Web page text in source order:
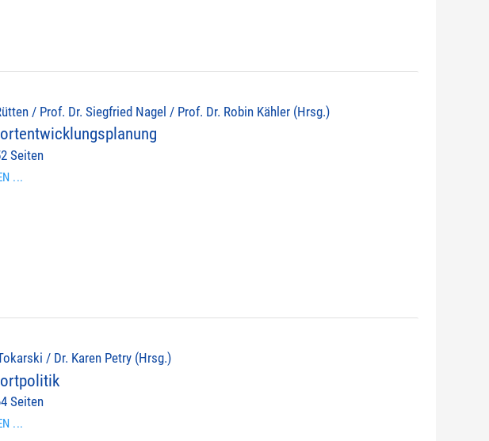
/ Prof. Dr. Siegfried Nagel / Prof. Dr. Robin Kähler (Hrsg.)
Seiten
...
/ Dr. Karen Petry (Hrsg.)
Seiten
...